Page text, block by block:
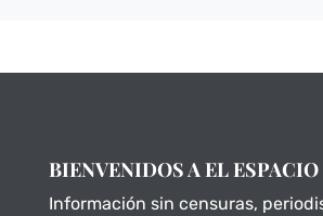
BIENVENIDOS A EL
Información sin censuras,